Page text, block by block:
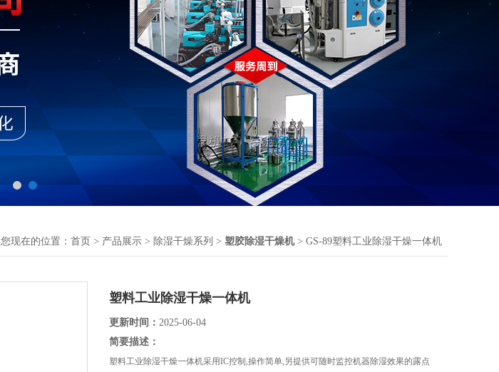
您现在的位置： 首页 > 产品展示 > 除湿干燥系列 > 塑胶除湿干燥机> GS-89塑料工业除湿干燥一体机
塑料工业除湿干燥一体机
更新时间： 2025-06-04
简要描述：
塑料工业除湿干燥一体机采用IC控制,操作简单,另提供可随时监控机器除湿效果的露点